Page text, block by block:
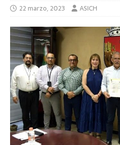
22 marzo, 2023 ASICH